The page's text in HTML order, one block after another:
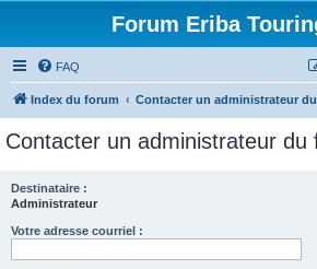
Forum Eriba
FAQ
Index du forum Contacter un administrateur
Contacter un administrateur du
Destinataire :
Administrateur
Votre adresse courriel :